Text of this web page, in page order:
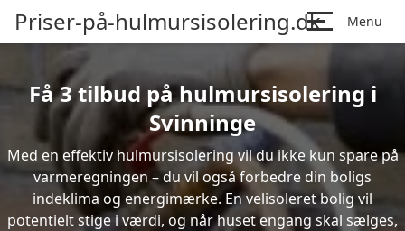
Priser-på-hulmursisolering.dk Menu
Få 3 tilbud på hulmursisolering i
Svinninge
Med en effektiv hulmursisolering vil du ikke kun spare på
varmeregningen – du vil også forbedre din boligs
indeklima og energimærke. En velisoleret bolig vil
potentielt stige i værdi, og når huset engang skal sælges,